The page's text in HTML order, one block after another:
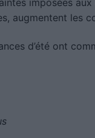
imposées
augmentent les
d’été ont